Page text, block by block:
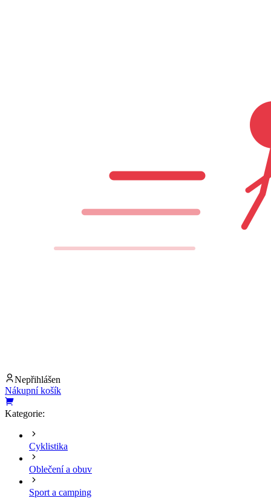
Nepřihlášen
Nákupní košík
Kategorie:
Cyklistika
Oblečení a obuv
Sport a camping